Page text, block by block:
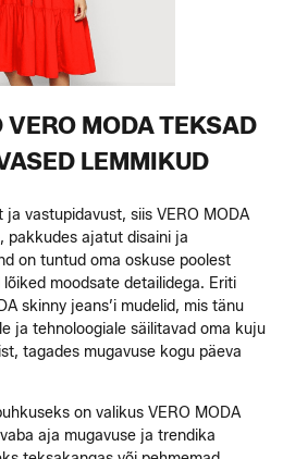
MODA TEKSAD
LEMMIKUD
vastupidavust, siis VERO MODA
pakkudes ajatut disaini ja
on tuntud oma oskuse poolest
moodsate detailidega. Eriti
skinny jeans’i mudelid, mis tänu
ja tehnoloogiale säilitavad oma kuju
tagades mugavuse kogu päeva
on valikus VERO MODA
aja mugavuse ja trendika